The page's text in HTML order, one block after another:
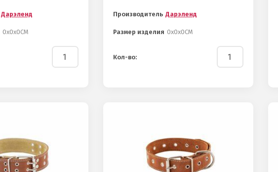
Дарэленд
0х0х0СМ
Производитель Дарэленд
Размер изделия 0х0х0СМ
Кол-во: